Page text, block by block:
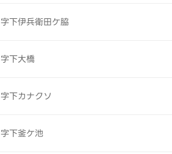
字下伊兵衛田ケ脇
字下大橋
字下カナクソ
字下釜ケ池